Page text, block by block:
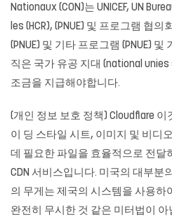
Nationaux (CON)는 UNICEF, UN
les (HCR), (PNUE) 및 프로그램 협의
(PNUE) 및 기타 프로그램 (PNUE) 및
직은 국가 유공 지대 (national
조금을 지급해야합니다.
(개인 정보 보호 정책) Cloudflare
이 딩 스타일 시트, 이미지 및 비디
데 필요한 파일을 효율적으로 전달
CDN 서비스입니다. 미국의 대부분
의 무게는 제국의 시스템을 사용하
완전히 무시한 것 같은 미터법이